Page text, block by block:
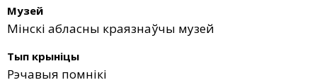
Музей
Мінскі абласны краязнаўчы музей
Тып крыніцы
Рэчавыя помнікі